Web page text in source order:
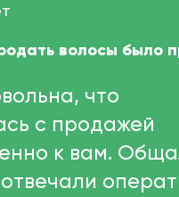
волосы было
что
с продажей
к вам.